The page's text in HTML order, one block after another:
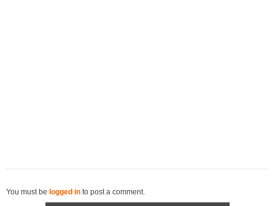
You must be logged in to post a comment.